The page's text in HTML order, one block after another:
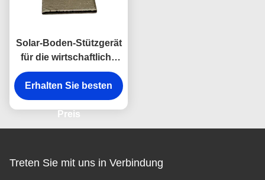
Solar-Boden-Stützgerät
für die wirtschaftliche
Nutzung
Erhalten Sie besten
Preis
Treten Sie mit uns in Verbindung